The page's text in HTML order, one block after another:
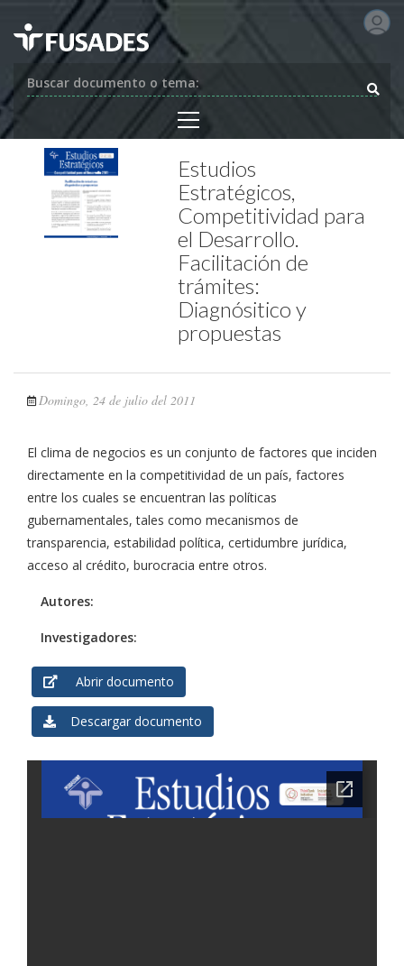
Buscar documento o tema:
Estudios
Estratégicos,
Competitividad para
el Desarrollo.
Facilitación de
trámites:
Diagnósitico y
propuestas
Domingo, 24 de julio del 2011
El clima de negocios es un conjunto de factores que inciden
directamente en la competitividad de un país, factores
entre los cuales se encuentran las políticas
gubernamentales, tales como mecanismos de
transparencia, estabilidad política, certidumbre jurídica,
acceso al crédito, burocracia entre otros.
Autores:
Investigadores:
Abrir documento
Descargar documento